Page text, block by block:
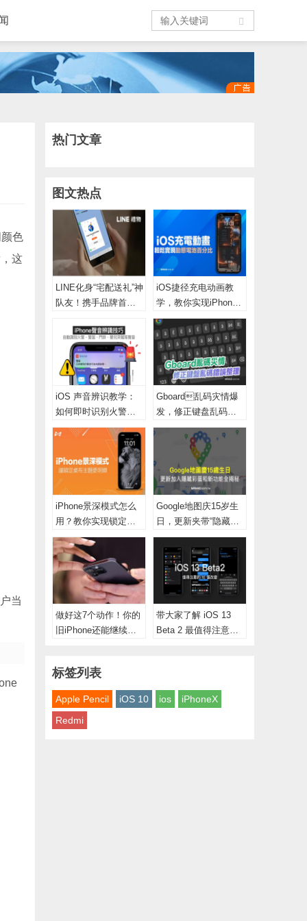
色
这
当
热门文章
图文热点
LINE化身“宅配送礼”神
队友！携手品牌首推“1
iOS捷径充电动画教
学，教你实现iPhone
充电动态电池百分比
iOS 声音辨识教学：
如何即时识别火警、
门铃、警笛等声音
Gboard乱码灾情爆
发，修正键盘乱码方
法总整理
iPhone景深模式怎么
用？教你实现锁定画
面景深效果技巧
Google地图庆15岁生
日，更新夹带“隐藏彩
蛋、新功能”全揭秘
做好这7个动作！你的
旧iPhone还能继续再
带大家了解 iOS 13
Beta 2 最值得注意的
标签列表
Apple Pencil iOS 10 ios
iPhoneX
Redmi